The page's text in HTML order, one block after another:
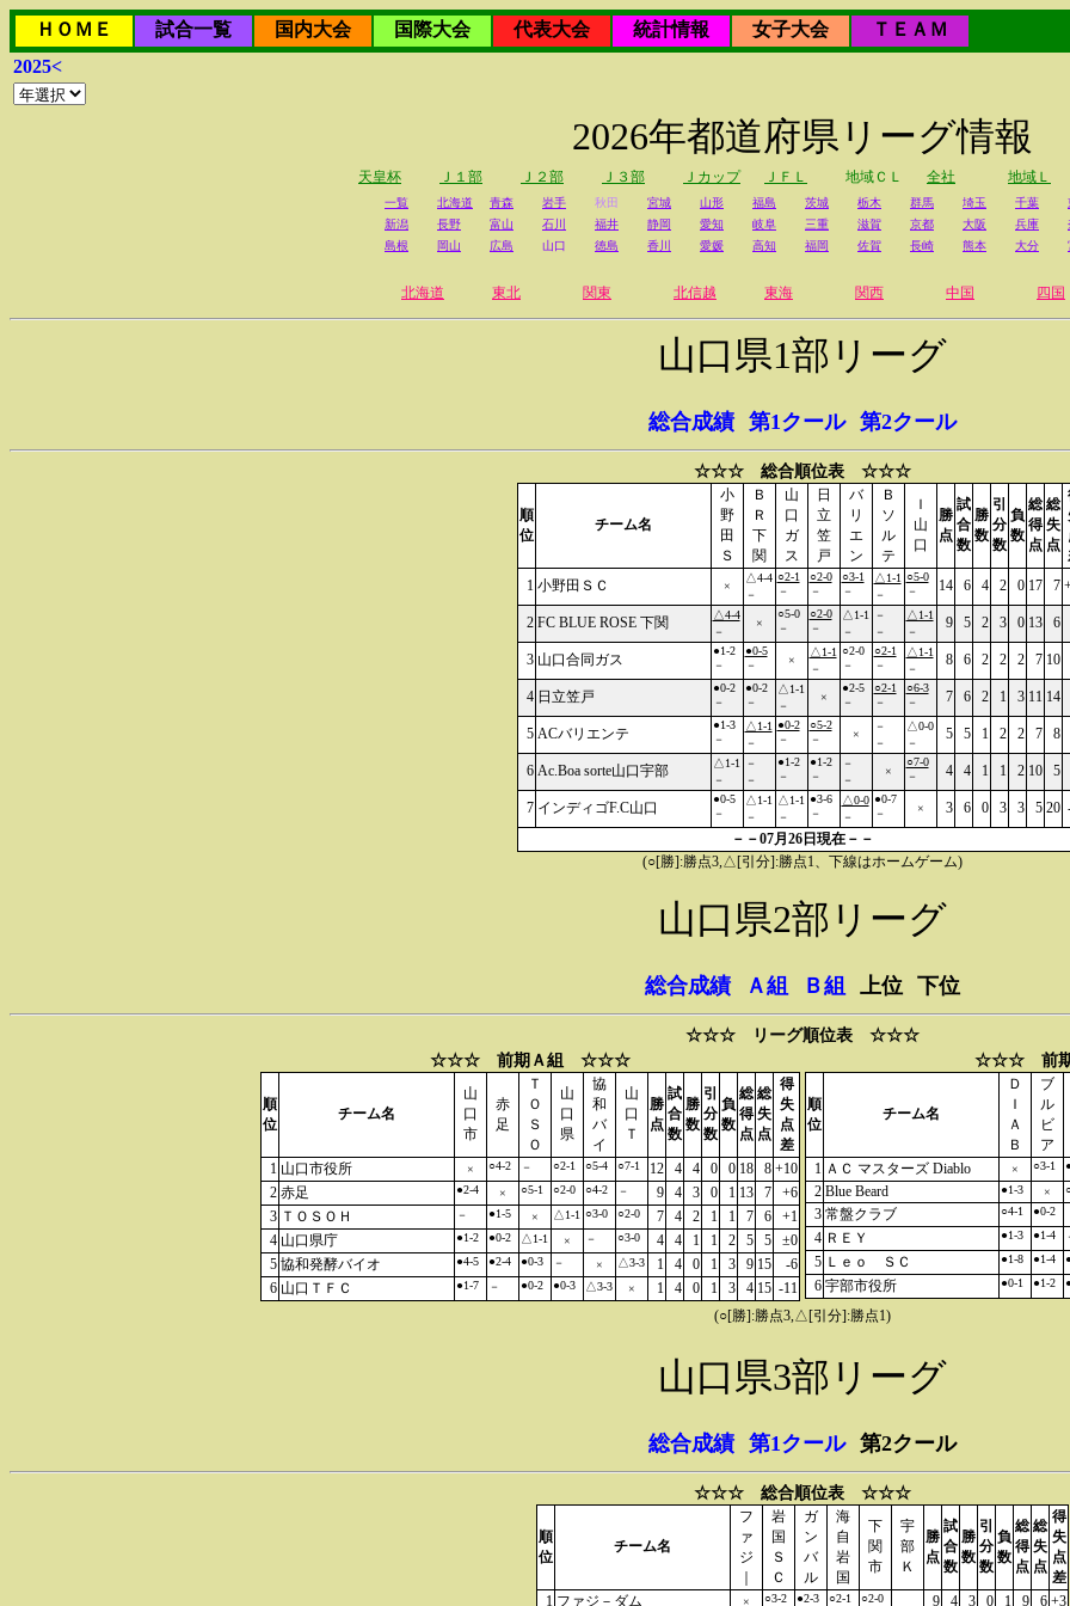
ＨＯＭＥ 試合一覧 国内大会 国際大会 代表大会 統計情報 女子大会 ＴＥＡＭ
2025<
2026年都道府県リーグ情報
天皇杯 Ｊ１部 Ｊ２部 Ｊ３部 Ｊカップ ＪＦＬ 地域ＣＬ 全社 地域Ｌ
一覧 北海道 青森 岩手 秋田 宮城 山形 福島 茨城 栃木 群馬 埼玉 千葉
新潟
長野 富山 石川 福井 静岡 愛知 岐阜 三重 滋賀 京都 大阪 兵庫
島根
岡山 広島 山口 徳島 香川 愛媛 高知 福岡 佐賀 長崎 熊本 大分
北海道 東北 関東 北信越 東海 関西 中国 四国
山口県1部リーグ
総合成績 第1クール 第2クール
☆☆☆ 総合順位表 ☆☆☆
順
位
チーム名
小
野
田
Ｓ
Ｂ
Ｒ
下
関
山
口
ガ
ス
日
立
笠
戸
バ
リ
エ
ン
Ｂ
ソ
ル
テ
Ｉ
山
口
勝
点
試
合
数
勝
数
引
分
数
負
数
総
得
点
総
失
点
1 小野田ＳＣ ×
△4-4
－
○2-1
－
○2-0
－
○3-1
－
△1-1
－
○5-0
－
14 6 4 2 0 17 7
2 FC BLUE ROSE 下関
△4-4
－
×
○5-0
－
○2-0
－
△1-1
－
－
－
△1-1
－
9 5 2 3 0 13 6
3 山口合同ガス
●1-2
－
●0-5
－
×
△1-1
－
○2-0
－
○2-1
－
△1-1
－
8 6 2 2 2 7 10
4 日立笠戸
●0-2
－
●0-2
－
△1-1
－
×
●2-5
－
○2-1
－
○6-3
－
7 6 2 1 3 11 14
5 ACバリエンテ
●1-3
－
△1-1
－
●0-2
－
○5-2
－
×
－
－
△0-0
－
5 5 1 2 2 7 8
6 Ac.Boa sorte山口宇部
△1-1
－
－
－
●1-2
－
●1-2
－
－
－
×
○7-0
－
4 4 1 1 2 10 5
7 インディゴF.C山口
●0-5
－
△1-1
－
△1-1
－
●3-6
－
△0-0
－
●0-7
－
× 3 6 0 3 3 5 20
－－07月26日現在－－
(○[勝]:勝点3,△[引分]:勝点1、下線はホームゲーム)
山口県2部リーグ
総合成績 Ａ組 Ｂ組 上位 下位
☆☆☆ リーグ順位表 ☆☆☆
☆☆☆ 前期Ａ組 ☆☆☆
順
位
チーム名
山
口
市
赤
足
Ｔ
Ｏ
Ｓ
Ｏ
山
口
県
協
和
バ
イ
山
口
Ｔ
勝
点
試
合
数
勝
数
引
分
数
負
数
総
得
点
総
失
点
得
失
点
差
1 山口市役所 × ○4-2 － ○2-1 ○5-4 ○7-1 12 4 4 0 0 18 8 +10
2 赤足 ●2-4 × ○5-1 ○2-0 ○4-2 － 9 4 3 0 1 13 7
+6
3 ＴＯＳＯＨ － ●1-5 × △1-1 ○3-0 ○2-0 7 4 2 1 1 7 6
+1
4 山口県庁 ●1-2 ●0-2 △1-1 × － ○3-0 4 4 1 1 2 5 5
±0
5 協和発酵バイオ ●4-5 ●2-4 ●0-3 － × △3-3 1 4 0 1 3 9 15
-6
6 山口ＴＦＣ ●1-7 － ●0-2 ●0-3 △3-3 × 1 4 0 1 3 4 15 -11
☆☆☆ 前
順
位
チーム名
Ｄ
Ｉ
Ａ
Ｂ
ブ
ル
ビ
ア
1 ＡＣ マスターズ Diablo × ○3-1
2 Blue Beard ●1-3 ×
3 常盤クラブ ○4-1 ●0-2
4 ＲＥＹ ●1-3 ●1-4
5 Ｌｅｏ ＳＣ ●1-8 ●1-4
6 宇部市役所 ●0-1 ●1-2
(○[勝]:勝点3,△[引分]:勝点1)
山口県3部リーグ
総合成績 第1クール 第2クール
☆☆☆ 総合順位表 ☆☆☆
順
位
チーム名
フ
ァ
ジ
岩
国
Ｓ
Ｃ
ガ
ン
バ
ル
海
自
岩
国
下
関
市
宇
部
Ｋ
勝
点
試
合
数
勝
数
引
分
数
負
数
総
得
点
総
失
点
得
失
点
差
1 ファジ－ダム × ○3-2 ●2-3 ○2-1 ○2-0 9 4 3 0 1 9 6 +3